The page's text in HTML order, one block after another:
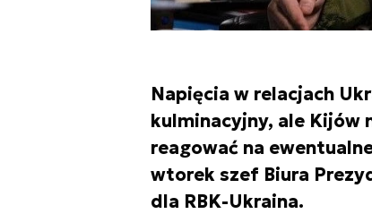
Napięcia w relacjach
kulminacyjny, ale Kijów
reagować na
wtorek szef Biura
dla RBK-Ukraina.